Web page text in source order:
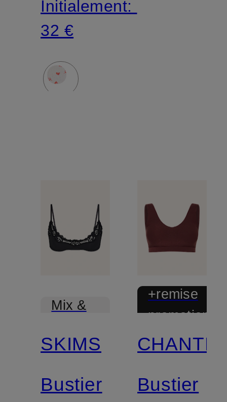
Initialement:
32 €
Mix &
SKIMS
Bustier
+remise
Bustier